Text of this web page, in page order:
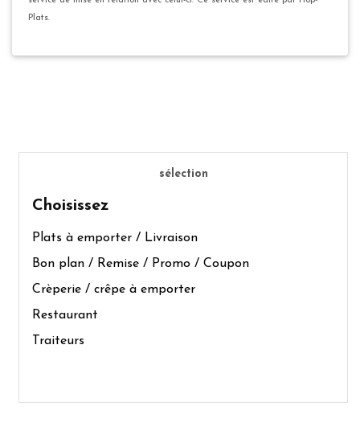
Plats.
sélection
Choisissez
Plats à emporter / Livraison
Bon plan / Remise / Promo / Coupon
Crèperie / crêpe à emporter
Restaurant
Traiteurs